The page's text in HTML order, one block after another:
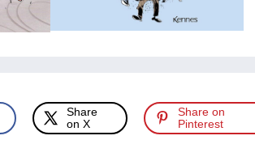
Share
on X
Share on
Pinterest